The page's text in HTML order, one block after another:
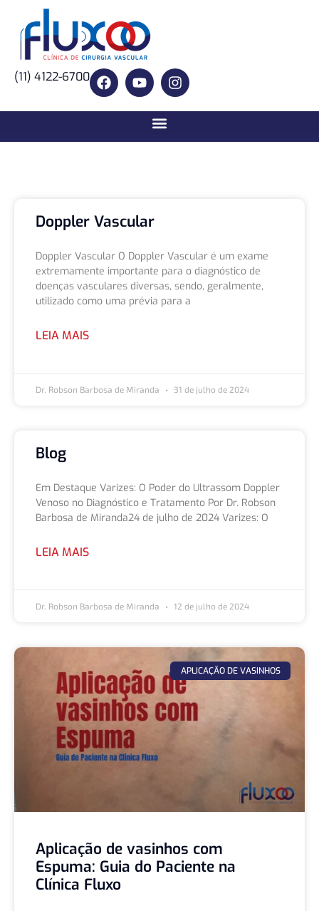
(11) 4122-6700
Doppler Vascular
Doppler Vascular O Doppler Vascular é um exame
extremamente importante para o diagnóstico de
doenças vasculares diversas, sendo, geralmente,
utilizado como uma prévia para a
LEIA MAIS
Dr. Robson Barbosa de Miranda 31 de julho de 2024
Blog
Em Destaque Varizes: O Poder do Ultrassom Doppler
Venoso no Diagnóstico e Tratamento Por Dr. Robson
Barbosa de Miranda24 de julho de 2024 Varizes: O
LEIA MAIS
Dr. Robson Barbosa de Miranda 12 de julho de 2024
APLICAÇÃO DE VASINHOS
Aplicação de vasinhos com
Espuma: Guia do Paciente na
Clínica Fluxo